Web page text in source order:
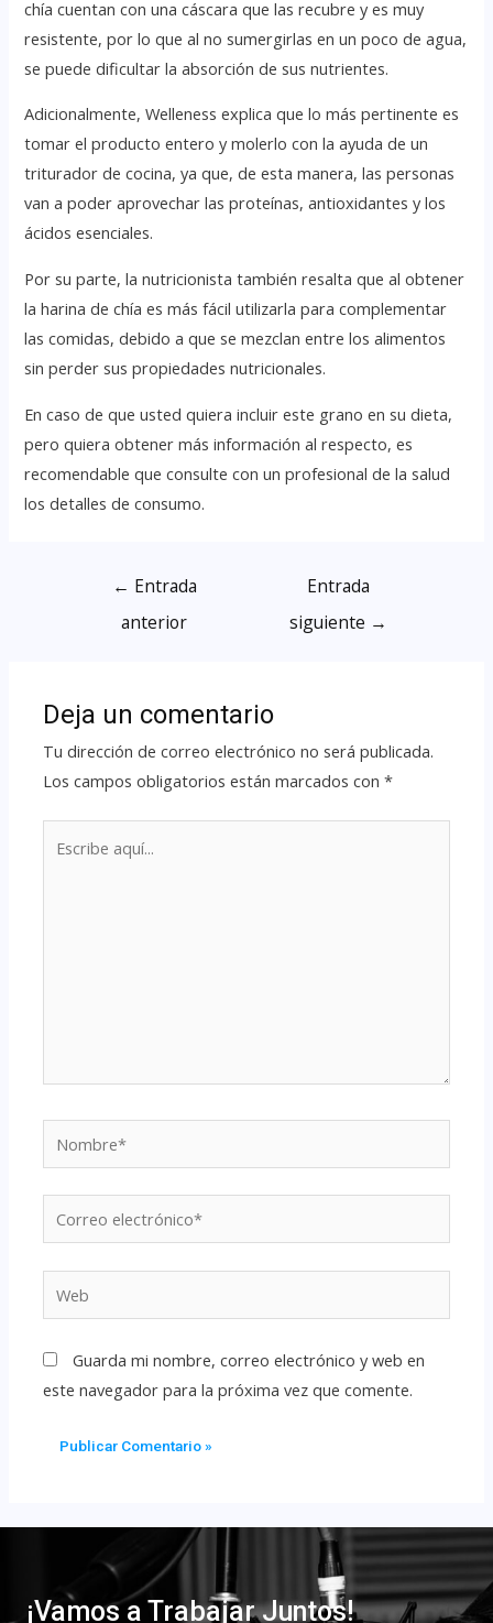
chía cuentan con una cáscara que las recubre y es muy
resistente, por lo que al no sumergirlas en un poco de agua,
se puede dificultar la absorción de sus nutrientes.
Adicionalmente, Welleness explica que lo más pertinente es
tomar el producto entero y molerlo con la ayuda de un
triturador de cocina, ya que, de esta manera, las personas
van a poder aprovechar las proteínas, antioxidantes y los
ácidos esenciales.
Por su parte, la nutricionista también resalta que al obtener
la harina de chía es más fácil utilizarla para complementar
las comidas, debido a que se mezclan entre los alimentos
sin perder sus propiedades nutricionales.
En caso de que usted quiera incluir este grano en su dieta,
pero quiera obtener más información al respecto, es
recomendable que consulte con un profesional de la salud
los detalles de consumo.
← Entrada
anterior
Entrada
siguiente →
Deja un comentario
Tu dirección de correo electrónico no será publicada.
Los campos obligatorios están marcados con*
Guarda mi nombre, correo electrónico y web en
este navegador para la próxima vez que comente.
¡Vamos a Trabajar Juntos!